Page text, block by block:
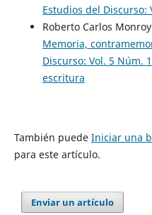
Estudios del Discurso:
Roberto Carlos
Memoria,
Discurso: Vol. 5 Núm.
escritura
También puede Iniciar una
para este artículo.
Enviar un artículo